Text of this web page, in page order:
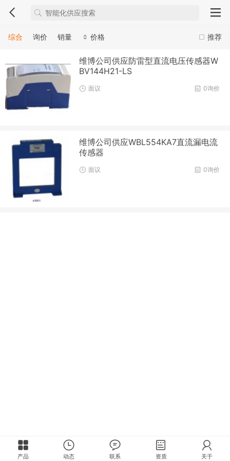
推荐
综合 询价 销量 价格
维博公司供应防雷型直流电压传感器W
BV144H21-LS
0询价
面议
维博公司供应WBL554KA7直流漏电流
传感器
0询价
面议
产品 动态 联系 资质 关于